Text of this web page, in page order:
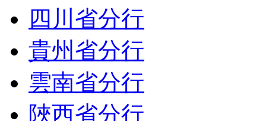
四川省分行
貴州省分行
雲南省分行
陜西省分行